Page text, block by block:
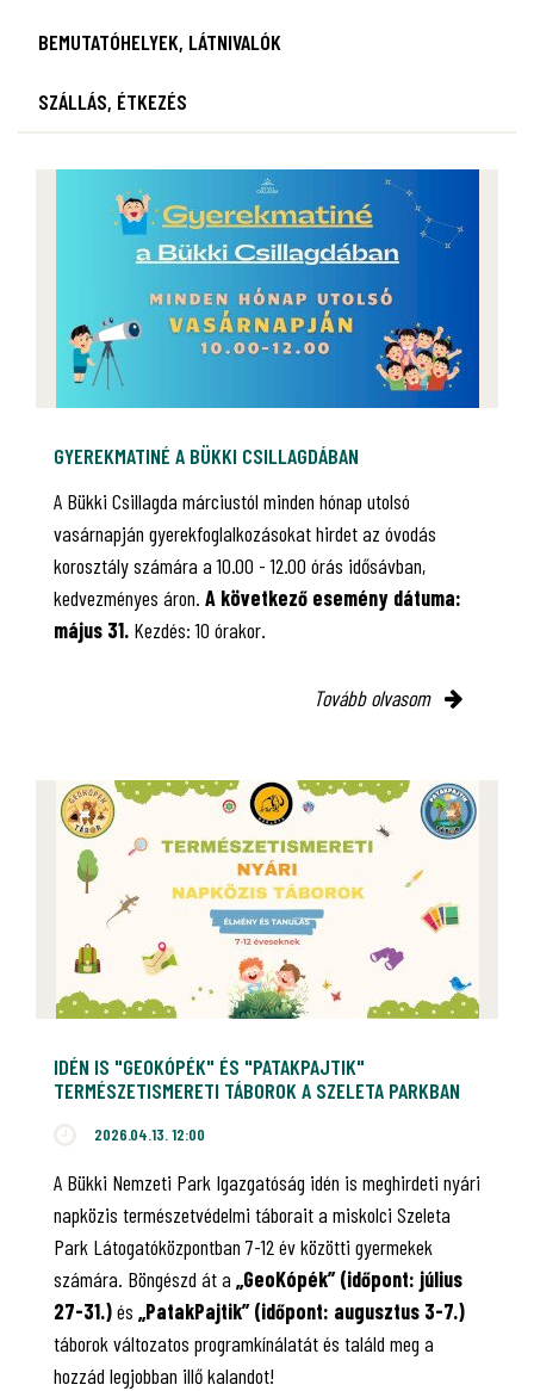
BEMUTATÓHELYEK, LÁTNIVALÓK
SZÁLLÁS, ÉTKEZÉS
GYEREKMATINÉ A BÜKKI CSILLAGDÁBAN
A Bükki Csillagda márciustól minden hónap utolsó
vasárnapján gyerekfoglalkozásokat hirdet az óvodás
korosztály számára a 10.00 - 12.00 órás idősávban,
kedvezményes áron. A következő esemény dátuma:
május 31. Kezdés: 10 órakor.
Tovább olvasom
IDÉN IS "GEOKÓPÉK" ÉS "PATAKPAJTIK"
TERMÉSZETISMERETI TÁBOROK A SZELETA PARKBAN
2026.04.13. 12:00
A Bükki Nemzeti Park Igazgatóság idén is meghirdeti nyári
napközis természetvédelmi táborait a miskolci Szeleta
Park Látogatóközpontban 7-12 év közötti gyermekek
számára. Böngészd át a „GeoKópék” (időpont: július
27-31.)és „PatakPajtik” (időpont: augusztus 3-7.)
táborok változatos programkínálatát és találd meg a
hozzád legjobban illő kalandot!